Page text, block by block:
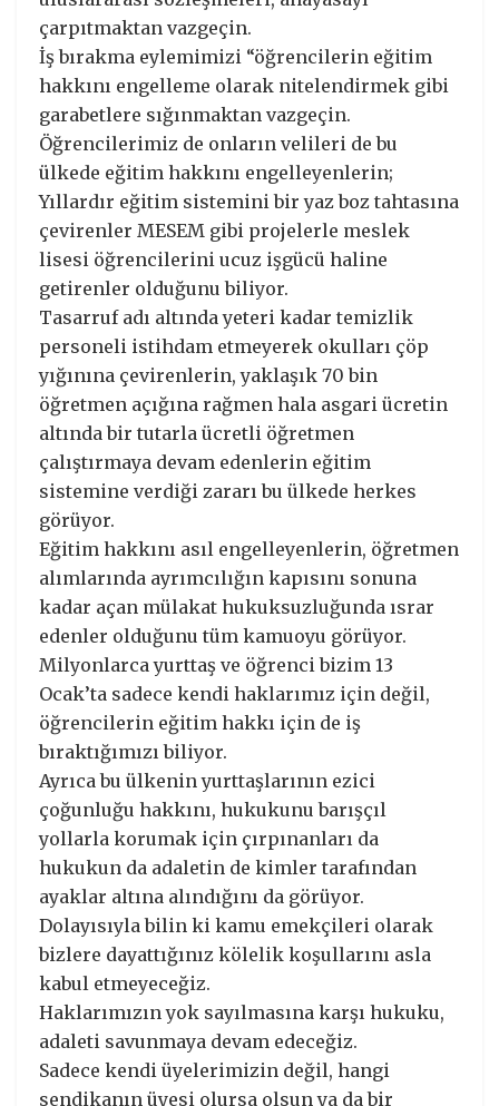
çarpıtmaktan vazgeçin.
İş bırakma eylemimizi “öğrencilerin eğitim
hakkını engelleme olarak nitelendirmek gibi
garabetlere sığınmaktan vazgeçin.
Öğrencilerimiz de onların velileri de bu
ülkede eğitim hakkını engelleyenlerin;
Yıllardır eğitim sistemini bir yaz boz tahtasına
çevirenler MESEM gibi projelerle meslek
lisesi öğrencilerini ucuz işgücü haline
getirenler olduğunu biliyor.
Tasarruf adı altında yeteri kadar temizlik
personeli istihdam etmeyerek okulları çöp
yığınına çevirenlerin, yaklaşık 70 bin
öğretmen açığına rağmen hala asgari ücretin
altında bir tutarla ücretli öğretmen
çalıştırmaya devam edenlerin eğitim
sistemine verdiği zararı bu ülkede herkes
görüyor.
Eğitim hakkını asıl engelleyenlerin, öğretmen
alımlarında ayrımcılığın kapısını sonuna
kadar açan mülakat hukuksuzluğunda ısrar
edenler olduğunu tüm kamuoyu görüyor.
Milyonlarca yurttaş ve öğrenci bizim 13
Ocak’ta sadece kendi haklarımız için değil,
öğrencilerin eğitim hakkı için de iş
bıraktığımızı biliyor.
Ayrıca bu ülkenin yurttaşlarının ezici
çoğunluğu hakkını, hukukunu barışçıl
yollarla korumak için çırpınanları da
hukukun da adaletin de kimler tarafından
ayaklar altına alındığını da görüyor.
Dolayısıyla bilin ki kamu emekçileri olarak
bizlere dayattığınız kölelik koşullarını asla
kabul etmeyeceğiz.
Haklarımızın yok sayılmasına karşı hukuku,
adaleti savunmaya devam edeceğiz.
Sadece kendi üyelerimizin değil, hangi
sendikanın üyesi olursa olsun ya da bir